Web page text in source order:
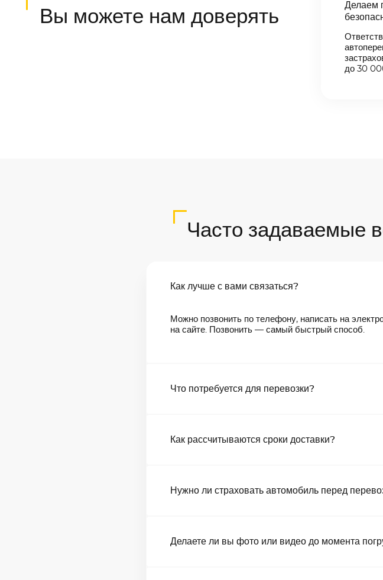
Вы можете нам доверять
Делаем
до 30
Часто задаваемые
Как лучше с вами связаться?
Можно позвонить по телефону, написать на
на сайте. Позвонить — самый быстрый способ.
Что потребуется для перевозки?
Как рассчитываются сроки доставки?
Нужно ли страховать автомобиль перед
Делаете ли вы фото или видео до момента